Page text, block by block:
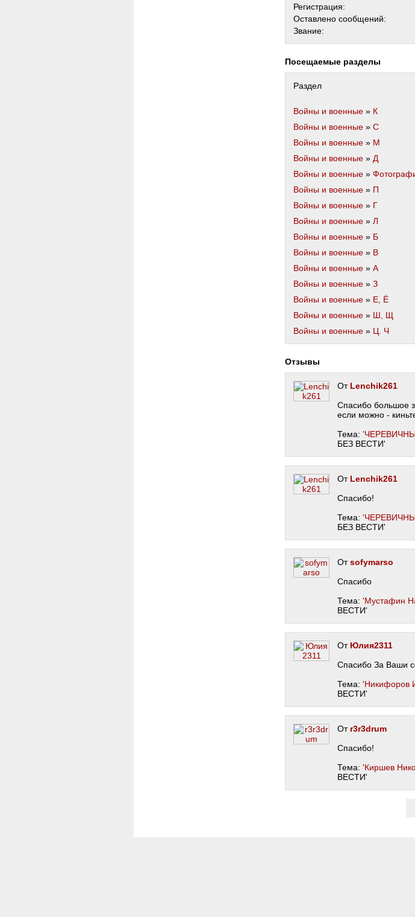
Регистрация:
Оставлено сообщений:
Звание:
Посещаемые разделы
Раздел
Войны и военные » К
Войны и военные » С
Войны и военные » М
Войны и военные » Д
Войны и военные »
Войны и военные » П
Войны и военные » Г
Войны и военные » Л
Войны и военные » Б
Войны и военные » В
Войны и военные » А
Войны и военные » З
Войны и военные » Е, Ё
Войны и военные » Ш, Щ
Войны и военные » Ц. Ч
Отзывы
От Lenchik261
Спасибо большое
если можно -
Тема:
БЕЗ ВЕСТИ'
От Lenchik261
Спасибо!
Тема:
БЕЗ ВЕСТИ'
Отsofymarso
Спасибо
Тема: 'Мустафин
ВЕСТИ'
От Юлия2311
Спасибо За Ваши
Тема: 'Никифоров
ВЕСТИ'
От r3r3drum
Спасибо!
Тема: 'Киршев
ВЕСТИ'